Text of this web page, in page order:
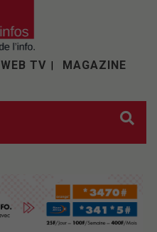
WEB TV MAGAZINE